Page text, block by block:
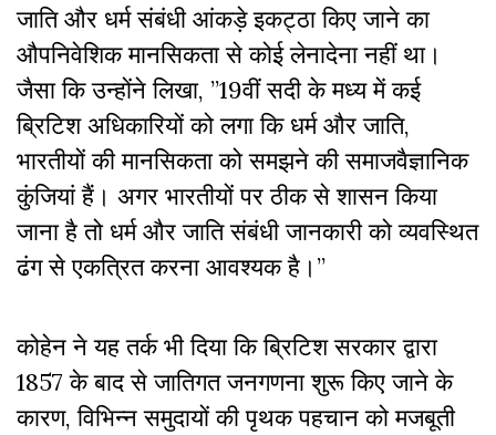
जाति और धर्म संबंधी आंकड़ेइकट्ठाकिए जाने का
औपनिवेशिक मानसिकता से कोई लेनादेना नहीं था।
जैसा कि उन्होंने लिखा, ”19वीं सदी के मध्य में कई
ब्रिटिश अधिकारियों को लगा कि धर्म और जाति,
भारतीयों की मानसिकता को समझने की समाजवैज्ञानिक
कुंजियां हैं। अगर भारतीयों पर ठीक से शासन किया
जाना है तो धर्म और जाति संबंधी जानकारी को व्यवस्थित
ढंग से एकत्रित करना आवश्यक है।”
कोहेन ने यह तर्क भी दिया कि ब्रिटिश सरकार द्वारा
1857 के बाद से जातिगत जनगणना शुरू किए जाने के
कारण, विभिन्न समुदायों की पृथक पहचान को मजबूती